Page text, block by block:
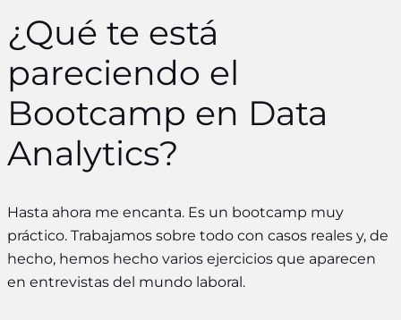
¿Qué te está
pareciendo el
Bootcamp en Data
Analytics?
Hasta ahora me encanta. Es un bootcamp muy
práctico. Trabajamos sobre todo con casos reales y, de
hecho, hemos hecho varios ejercicios que aparecen
en entrevistas del mundo laboral.